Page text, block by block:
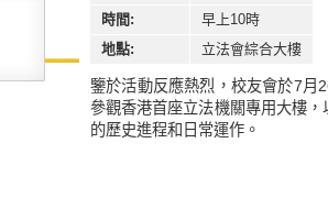
時間:
早上10時
地點:
立法會綜合大樓
鑒於活動反應熱烈，校友會於7月
參觀香港首座立法機關專用大樓
的歷史進程和日常運作。